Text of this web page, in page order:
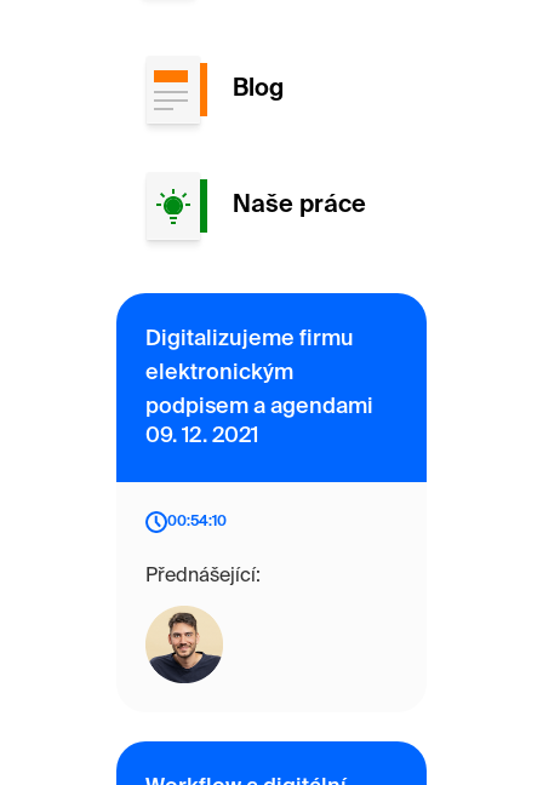
Blog
Naše práce
Digitalizujeme firmu
elektronickým
podpisem a agendami
09. 12. 2021
00:54:10
Přednášející: